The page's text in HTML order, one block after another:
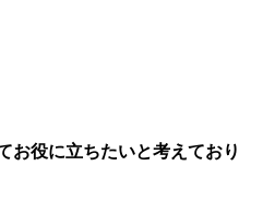
お役に立ちたいと考えており